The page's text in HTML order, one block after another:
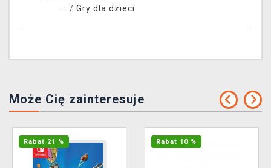
... / Gry dla dzieci
Może Cię zainteresuje
Rabat 21 % Rabat 10 %